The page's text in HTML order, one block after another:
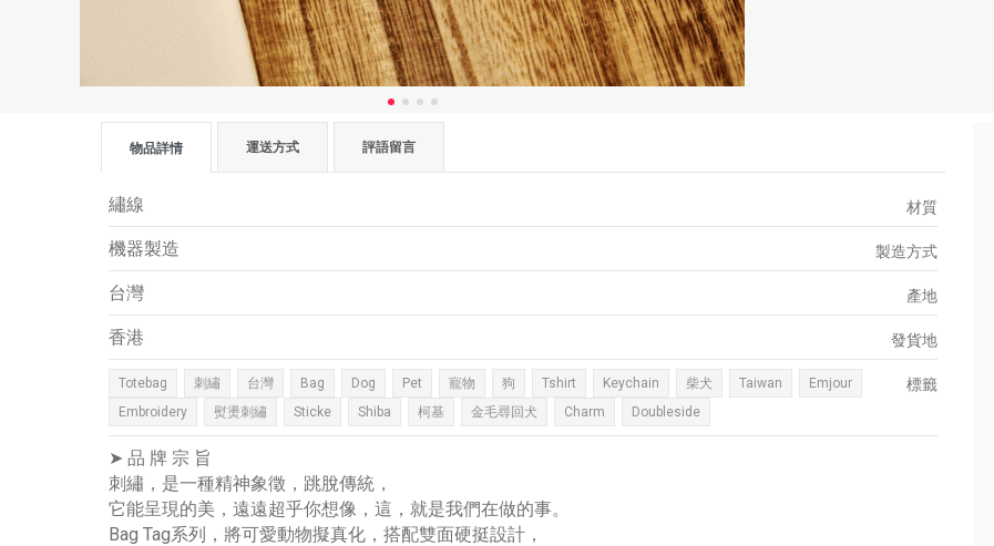
物品詳情 運送方式 評語留言
材質
繡線
製造方式
機器製造
產地
台灣
發貨地
香港
標籤
Totebag 刺繡 台灣 Bag Dog Pet 寵物 狗 Tshirt Keychain 柴犬 Taiwan
Emjour
Embroidery
熨燙刺繡 Sticke Shiba 柯基 金毛尋回犬 Charm Doubleside
➤ 品 牌 宗 旨
刺繡，是一種精神象徵，跳脫傳統，
它能呈現的美，遠遠超乎你想像，這，就是我們在做的事。
Bag Tag系列，將可愛動物擬真化，搭配雙面硬挺設計，